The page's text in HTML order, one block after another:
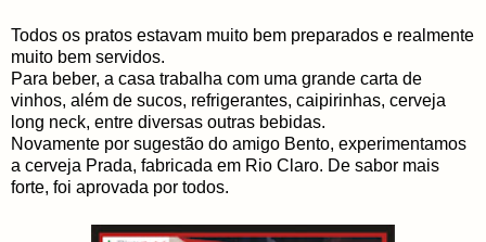
Todos os pratos estavam muito bem preparados e realmente
muito bem servidos.
Para beber, a casa trabalha com uma grande carta de
vinhos, além de sucos, refrigerantes, caipirinhas, cerveja
long neck, entre diversas outras bebidas.
Novamente por sugestão do amigo Bento, experimentamos
a cerveja Prada, fabricada em Rio Claro. De sabor mais
forte, foi aprovada por todos.